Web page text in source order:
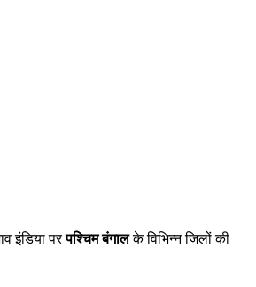
इंडिया परपश्चिम बंगालके विभिन्न जिलों की